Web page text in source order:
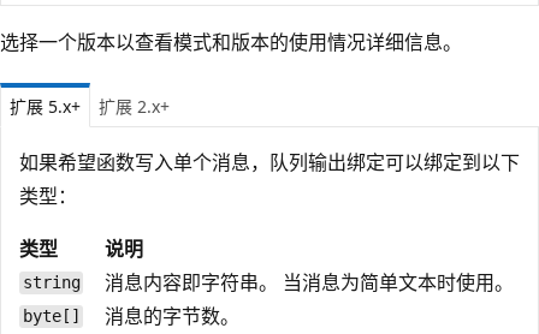
选择一个版本以查看模式和版本的使用情况详细信息。
扩展 5.x+ 扩展 2.x+
如果希望函数写入单个消息，队列输出绑定可以绑定到以下
类型：
类型
说明
string 消息内容即字符串。 当消息为简单文本时使用。
byte[]
消息的字节数。